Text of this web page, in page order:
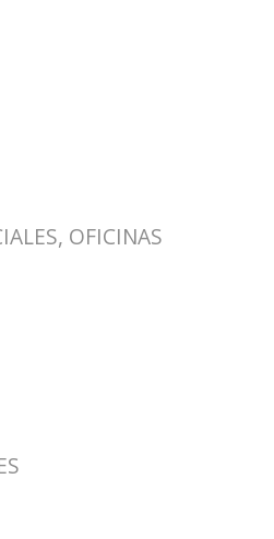
OFICINAS